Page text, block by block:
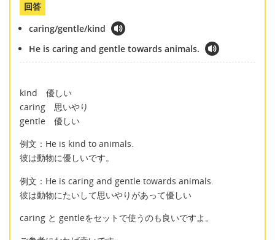
回答
caring/gentle/kind
He is caring and gentle towards animals.
kind 優しい
caring 思いやり
gentle 優しい
例文：He is kind to animals.
彼は動物に優しいです。
例文：He is caring and gentle towards animals.
彼は動物にたいして思いやりがあって優しい
caring と gentleをセットで使うのも良いですよ。